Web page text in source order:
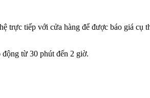
trực tiếp với cửa hàng để được báo giá cụ
từ 30 phút đến 2 giờ.